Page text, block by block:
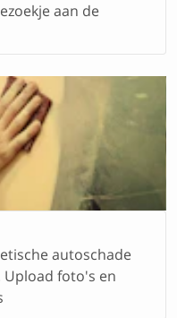
aan de
autoschade
foto's en